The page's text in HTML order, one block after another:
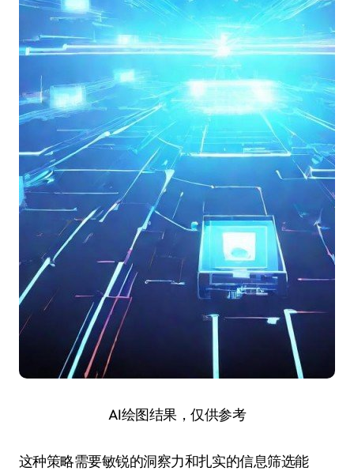
AI绘图结果，仅供参考
这种策略需要敏锐的洞察力和扎实的信息筛选能